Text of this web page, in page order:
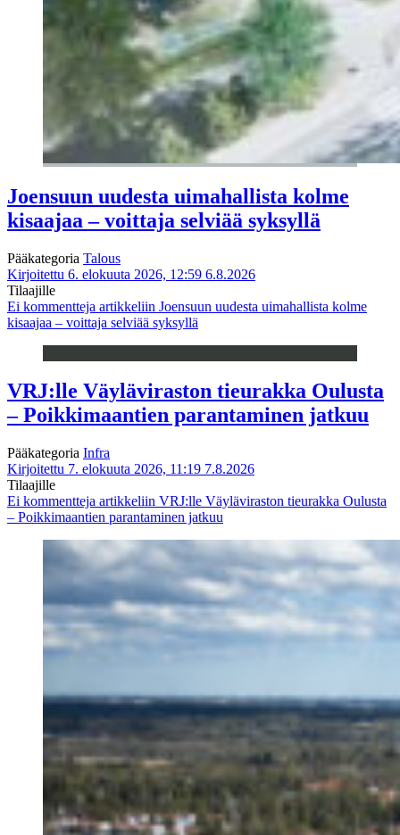
Joensuun uudesta uimahallista kolme
kisaajaa – voittaja selviää syksyllä
Pääkategoria Talous
Kirjoitettu 6. elokuuta 2026, 12:59 6.8.2026
Tilaajille
Ei kommentteja artikkeliin Joensuun uudesta uimahallista kolme
kisaajaa – voittaja selviää syksyllä
VRJ:lle Väyläviraston tieurakka Oulusta
– Poikkimaantien parantaminen jatkuu
Pääkategoria Infra
Kirjoitettu 7. elokuuta 2026, 11:19 7.8.2026
Tilaajille
Ei kommentteja artikkeliin VRJ:lle Väyläviraston tieurakka Oulusta
– Poikkimaantien parantaminen jatkuu